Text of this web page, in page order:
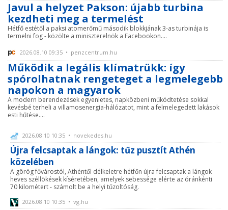
Javul a helyzet Pakson: újabb turbina
kezdheti meg a termelést
Hétfő estétől a paksi atomerőmű második blokkjának 3-as turbinája is
termelni fog - közölte a miniszterelnök a Facebookon....
2026.08.10 09:35 • penzcentrum.hu
Működik a legális klímatrükk: így
spórolhatnak rengeteget a legmelegebb
napokon a magyarok
A modern berendezések egyenletes, napközbeni működtetése sokkal
kevésbé terheli a villamosenergia-hálózatot, mint a felmelegedett lakások
esti hűtése....
2026.08.10 10:35 • novekedes.hu
Újra felcsaptak a lángok: tűz pusztít Athén
közelében
A görög fővárostól, Athéntől délkeletre hétfőn újra felcsaptak a lángok
heves széllökések kíséretében, amelyek sebessége elérte az óránkénti
70 kilométert - számolt be a helyi tűzoltóság.
2026.08.10 10:35 • vg.hu